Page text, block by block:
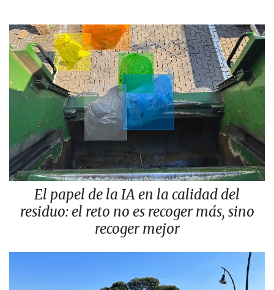
El papel de la IA en la calidad del
residuo: el reto no es recoger más, sino
recoger mejor